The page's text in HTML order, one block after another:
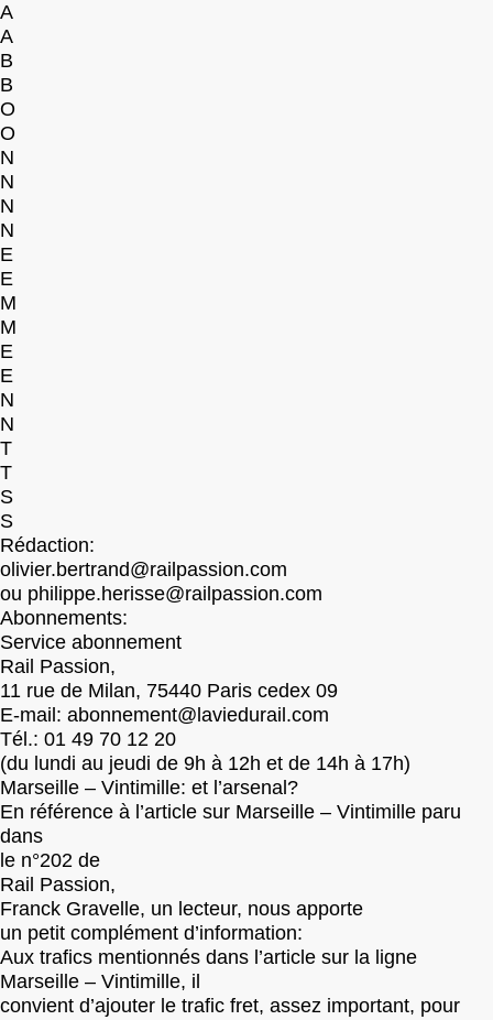
A
A
B
B
O
O
N
N
N
N
E
E
M
M
E
E
N
N
T
T
S
S
Rédaction:
olivier.bertrand@railpassion.com
ou philippe.herisse@railpassion.com
Abonnements:
Service abonnement
Rail Passion,
11 rue de Milan, 75440 Paris cedex 09
E-mail: abonnement@laviedurail.com
Tél.: 01 49 70 12 20
(du lundi au jeudi de 9h à 12h et de 14h à 17h)
Marseille – Vintimille: et l’arsenal?
En référence à l’article sur Marseille – Vintimille paru
dans
le n°202 de
Rail Passion,
Franck Gravelle, un lecteur, nous apporte
un petit complément d’information:
Aux trafics mentionnés dans l’article sur la ligne
Marseille – Vintimille, il
convient d’ajouter le trafic fret, assez important, pour